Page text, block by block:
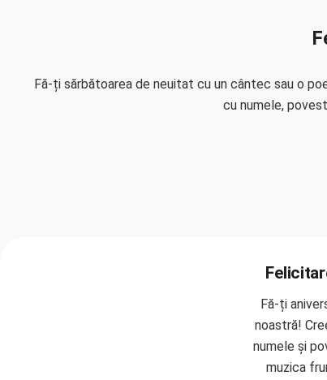
Fă-ți sărbătoarea de neuitat cu un cântec sau o
cu numele,
Fă-ți
noastră!
numele și
muzica